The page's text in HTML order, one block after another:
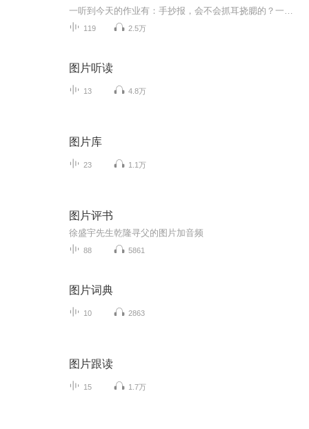
119 2.5万
图片听读
13 4.8万
图片库
23 1.1万
图片评书
徐盛宇先生乾隆寻父的图片加音频
88 5861
图片词典
10 2863
图片跟读
15 1.7万